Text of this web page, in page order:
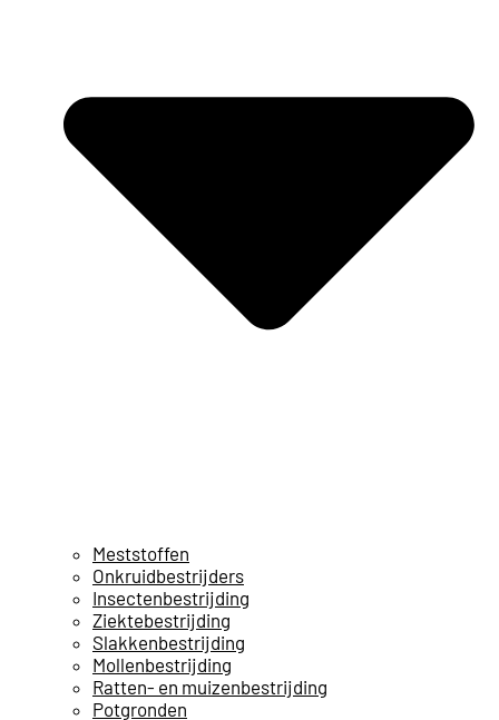
Meststoffen
Onkruidbestrijders
Insectenbestrijding
Ziektebestrijding
Slakkenbestrijding
Mollenbestrijding
Ratten- en muizenbestrijding
Potgronden